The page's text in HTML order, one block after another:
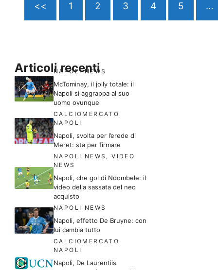
<< 1 2 3 4 5 …
Articoli recenti
NAPOLI NEWS
McTominay, il jolly totale: il
Napoli si aggrappa al suo
uomo ovunque
CALCIOMERCATO
NAPOLI
Napoli, svolta per l’erede di
Meret: sta per firmare
NAPOLI NEWS ,VIDEO
NEWS
Napoli, che gol di Ndombele: il
video della sassata del neo
acquisto
NAPOLI NEWS
Napoli, effetto De Bruyne: con
lui cambia tutto
CALCIOMERCATO
NAPOLI
Napoli, De Laurentiis